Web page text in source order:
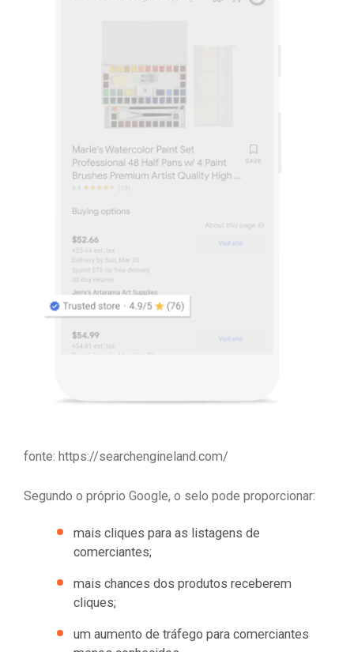
fonte: https://searchengineland.com/
Segundo o próprio Google, o selo pode proporcionar:
mais cliques para as listagens de
comerciantes;
mais chances dos produtos receberem
cliques;
um aumento de tráfego para comerciantes